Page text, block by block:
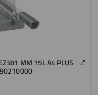
MM 15L A4 PLUS
90210000